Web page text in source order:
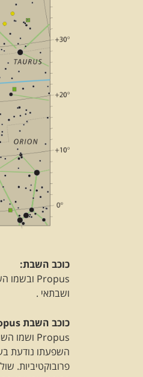
כוכב השבת:
ושבתאי .
כוכב השבת Propus
השפעתו נודעת
פרובוקטיביות.